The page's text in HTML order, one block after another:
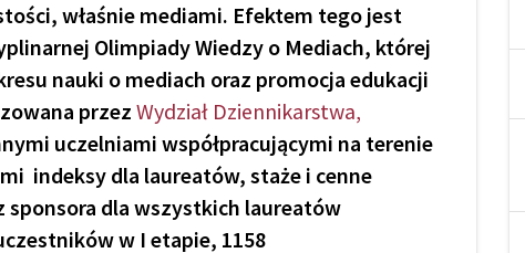
właśnie mediami. Efektem tego jest
Olimpiady Wiedzy o Mediach, której
nauki o mediach oraz promocja edukacji
przezWydział Dziennikarstwa,
uczelniami współpracującymi na terenie
indeksy dla laureatów, staże i cenne
dla wszystkich laureatów
w I etapie, 1158